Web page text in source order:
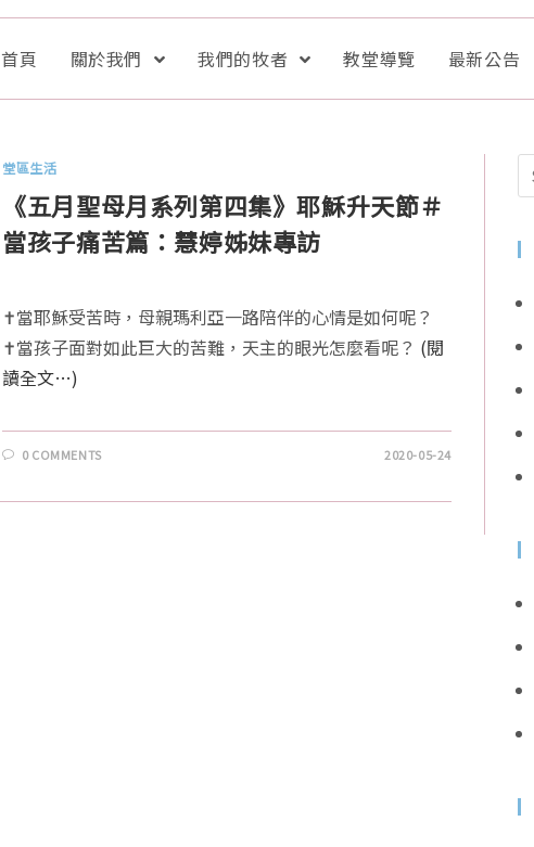
首頁 關於我們 我們的牧者 教堂導覽 最新公告
堂區生活
《五月聖母月系列第四集》耶穌升天節＃
當孩子痛苦篇：慧婷姊妹專訪
✝️當耶穌受苦時，母親瑪利亞一路陪伴的心情是如何呢？
✝️當孩子面對如此巨大的苦難，天主的眼光怎麼看呢？ (閱
讀全文…)
0 COMMENTS 2020-05-24